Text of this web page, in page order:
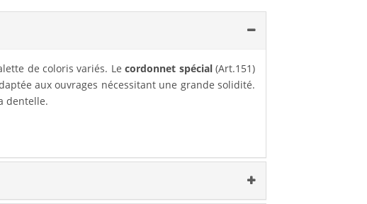
de coloris variés. Lecordonnet spécial(Art.151)
aux ouvrages nécessitant une grande solidité.
dentelle.